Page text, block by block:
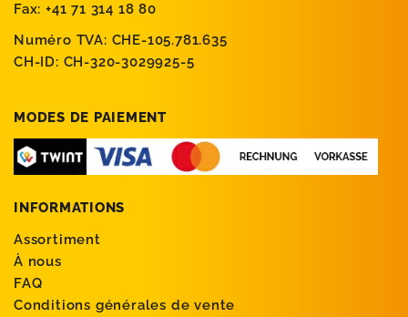
Fax: +41 71 314 18 80
Numéro TVA: CHE-105.781.635
CH-ID: CH-320-3029925-5
MODES DE PAIEMENT
INFORMATIONS
Assortiment
À nous
FAQ
Conditions générales de vente